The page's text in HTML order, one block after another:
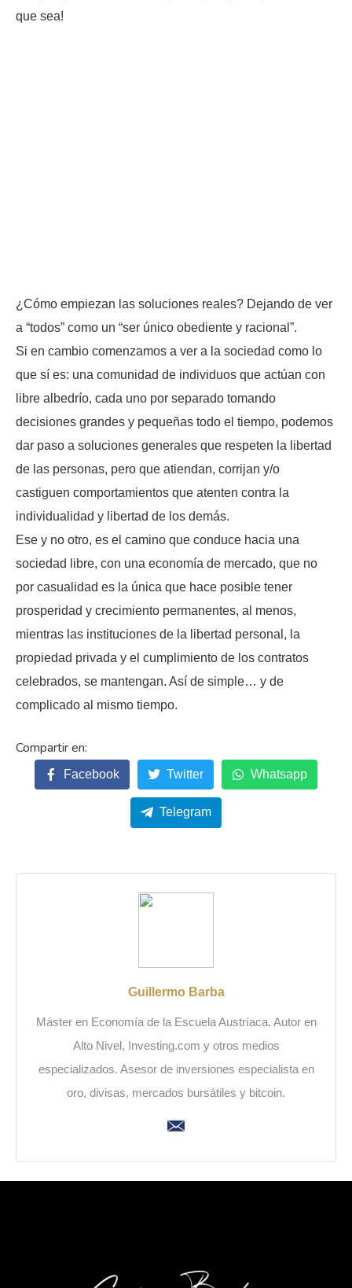
que sea!
¿Cómo empiezan las soluciones reales? Dejando de ver
a “todos” como un “ser único obediente y racional”.
Si en cambio comenzamos a ver a la sociedad como lo
que sí es: una comunidad de individuos que actúan con
libre albedrío, cada uno por separado tomando
decisiones grandes y pequeñas todo el tiempo, podemos
dar paso a soluciones generales que respeten la libertad
de las personas, pero que atiendan, corrijan y/o
castiguen comportamientos que atenten contra la
individualidad y libertad de los demás.
Ese y no otro, es el camino que conduce hacia una
sociedad libre, con una economía de mercado, que no
por casualidad es la única que hace posible tener
prosperidad y crecimiento permanentes, al menos,
mientras las instituciones de la libertad personal, la
propiedad privada y el cumplimiento de los contratos
celebrados, se mantengan. Así de simple… y de
complicado al mismo tiempo.
Facebook Twitter Whatsapp
Telegram
Guillermo Barba
Máster en Economía de la Escuela Austríaca. Autor en
Alto Nivel, Investing.com y otros medios
especializados. Asesor de inversiones especialista en
oro, divisas, mercados bursátiles y bitcoin.